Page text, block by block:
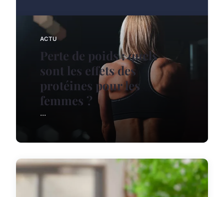
ACTU
Perte de poids : quels
sont les effets des
protéines pour les
femmes ?
...